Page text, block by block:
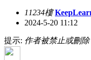
11234樓
2024-5-20 11:12
提示: 作者被禁止或刪